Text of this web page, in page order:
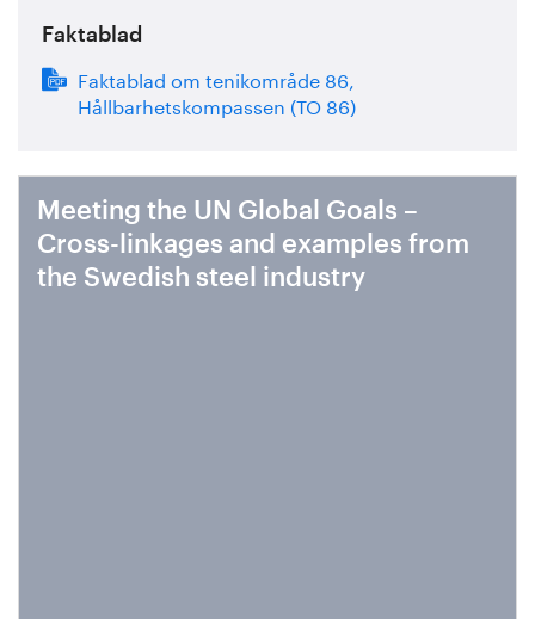
Faktablad
Faktablad om tenikområde 86,
Hållbarhetskompassen (TO 86)
Meeting the UN Global Goals –
Cross-linkages and examples from
the Swedish steel industry